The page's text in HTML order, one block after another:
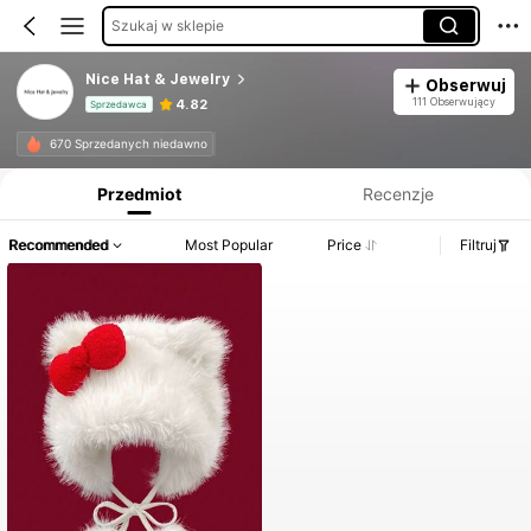
Szukaj w sklepie
Nice Hat & Jewelry
Sprzedawca 4.82
Obserwuj
111 Obserwujący
670 Sprzedanych niedawno
Przedmiot Recenzje
Recommended Most Popular Price Filtruj